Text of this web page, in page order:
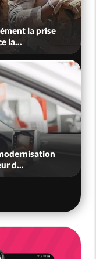
la prise
la...
d...